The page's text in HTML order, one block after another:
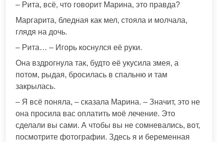
– Рита, всё, что говорит Марина, это правда?
Маргарита, бледная как мел, стояла и молчала,
глядя на дочь.
– Рита… – Игорь коснулся её руки.
Она вздрогнула так, будто её укусила змея, а
потом, рыдая, бросилась в спальню и там
закрылась.
– Я всё поняла, – сказала Марина. – Значит, это не
она просила вас оплатить моё лечение. Это
сделали вы сами. А чтобы вы не сомневались, вот,
посмотрите фотографии. Здесь я и беременная